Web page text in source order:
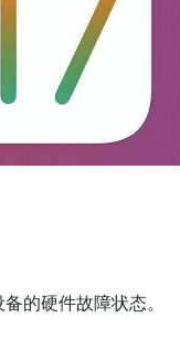
的硬件故障状态。